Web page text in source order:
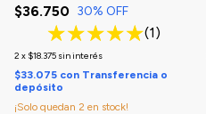
$36.750 30% OFF
(1)
2 x $18.375 sin interés
$33.075 con Transferencia o
depósito
¡Solo quedan 2 en stock!